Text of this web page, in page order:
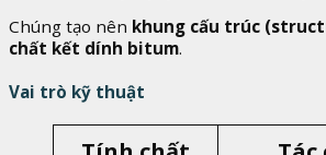
Chúng tạo nên khung cấu trúc
chất kết dính bitum.
Vai trò kỹ thuật